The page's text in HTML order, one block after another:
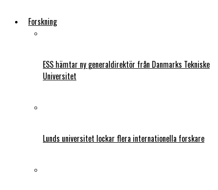
Forskning
ESS hämtar ny generaldirektör från Danmarks Tekniske
Universitet
Lunds universitet lockar flera internationella forskare